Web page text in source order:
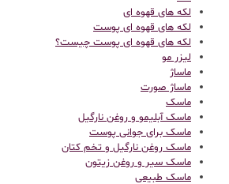
لکه های قهوه ای
لکه های قهوه ای پوست
لکه های قهوه ای پوست چیست؟
لیزر مو
ماساژ
ماساژ صورت
ماسک
ماسک آبلیمو و روغن نارگیل
ماسک برای جوانی پوست
ماسک روغن نارگیل و تخم کتان
ماسک سیر و روغن زیتون
ماسک طبیعی